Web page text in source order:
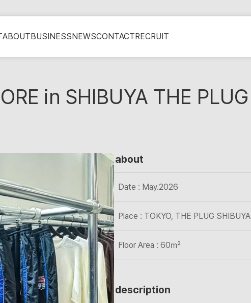
ABOUTBUSINESSNEWSCONTACTRECRUIT
in SHIBUYA THE PLUG
about
Date : May.2026
Place : TOKYO, THE PLUG SHIBUYA
Floor Area : 60㎡
description